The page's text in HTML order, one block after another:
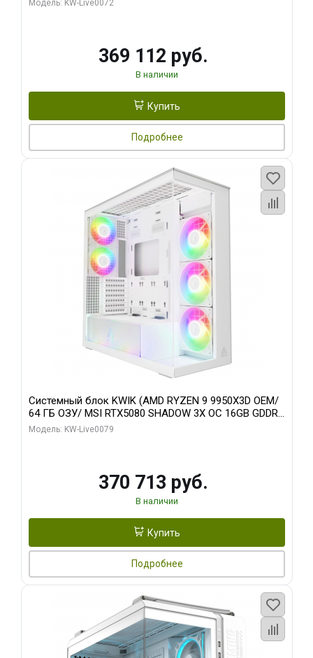
Модель: KW-Live0072
369 112 руб.
В наличии
Купить
Подробнее
Системный блок KWIK (AMD RYZEN 9 9950X3D OEM/
64 ГБ ОЗУ/ MSI RTX5080 SHADOW 3X OC 16GB GDDR7
256bit 3xDP HDMI/ 960 ГБ SSD)
Модель: KW-Live0079
370 713 руб.
В наличии
Купить
Подробнее